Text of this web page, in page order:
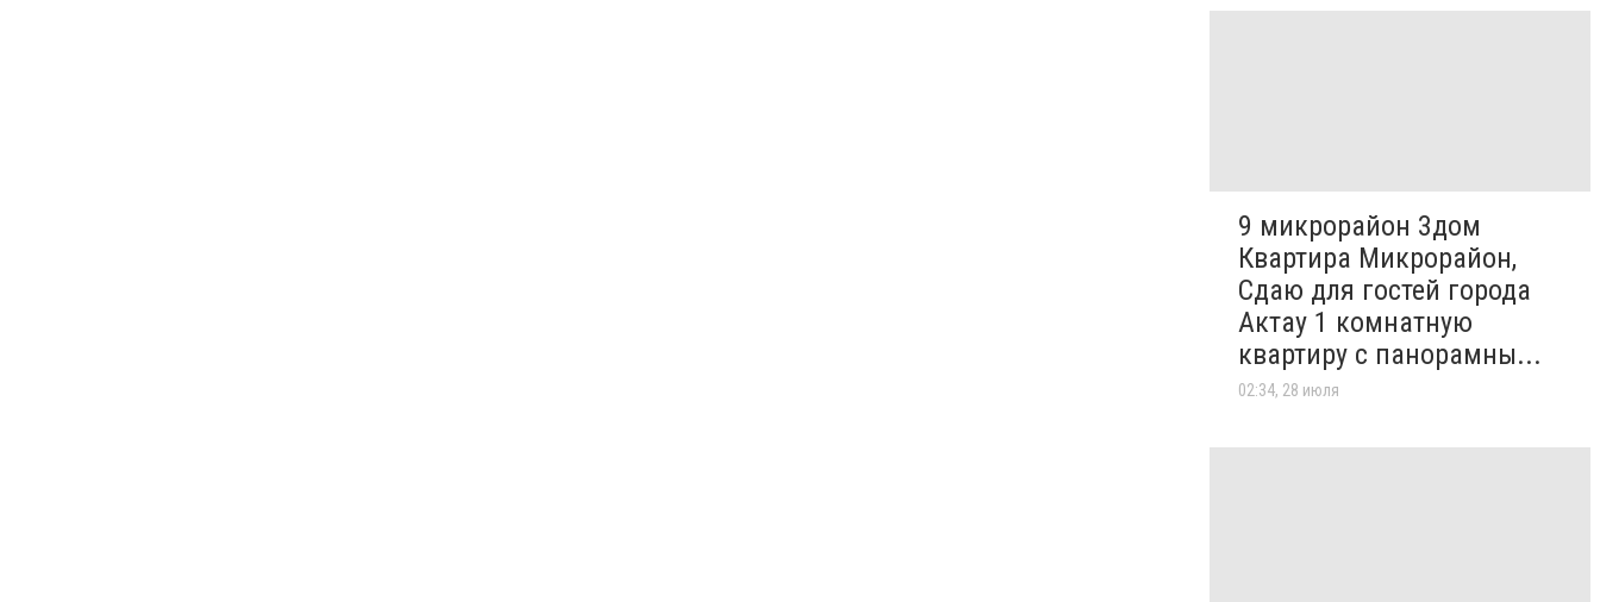
9 микрорайон 3дом
Квартира Микрорайон,
Сдаю для гостей города
Актау 1 комнатную
квартиру с панорамны...
02:34, 28 июля